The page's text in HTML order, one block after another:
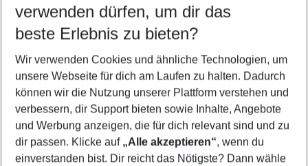
Quicklinks
Urlaub Stellenbosch
Flug & Hotel Stellenbosch
verwenden dürfen, um dir das
beste Erlebnis zu bieten?
Wir verwenden Cookies und ähnliche Technologien, um
unsere Webseite für dich am Laufen zu halten. Dadurch
können wir die Nutzung unserer Plattform verstehen und
verbessern, dir Support bieten sowie Inhalte, Angebote
und Werbung anzeigen, die für dich relevant sind und zu
dir passen. Klicke auf „Alle akzeptieren“, wenn du
einverstanden bist. Dir reicht das Nötigste? Dann wähle